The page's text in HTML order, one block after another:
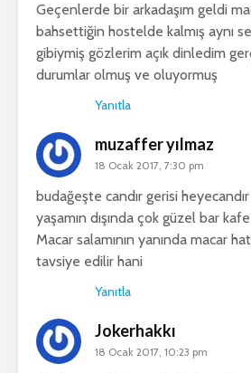
Geçenlerde bir arkadaşım geldi
bahsettiğin hostelde kalmış aynı
gibiymiş gözlerim açık dinledim
durumlar olmuş ve oluyormuş
Yanıtla
muzaffer yılmaz
18 Ocak 2017, 7:30 pm
budağeşte candır gerisi
yaşamın dışında çok güzel bar
Macar salamının yanında macar
tavsiye edilir hani
Yanıtla
Jokerhakkı
18 Ocak 2017, 10:23 pm